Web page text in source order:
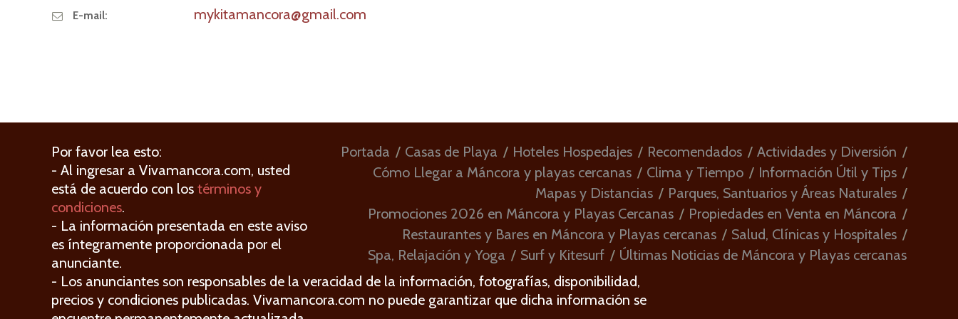
E-mail: mykitamancora@gmail.com
Portada Casas de Playa Hoteles Hospedajes Recomendados
Actividades y Diversión
Cómo Llegar a Máncora y playas cercanas
Clima y Tiempo
Información Útil y Tips
Mapas y Distancias
Parques, Santuarios y Áreas Naturales
Promociones 2026 en Máncora y Playas Cercanas
Propiedades en Venta en Máncora
Restaurantes y Bares en Máncora y Playas cercanas
Salud, Clínicas y Hospitales
Spa, Relajación y Yoga
Surf y Kitesurf Últimas Noticias de Máncora y Playas cercanas
Por favor lea esto:
- Al ingresar a Vivamancora.com, usted
está de acuerdo con los términos y
condiciones.
- La información presentada en este aviso
es íntegramente proporcionada por el
anunciante.
- Los anunciantes son responsables de la veracidad de la información, fotografías, disponibilidad,
precios y condiciones publicadas. Vivamancora.com no puede garantizar que dicha información se